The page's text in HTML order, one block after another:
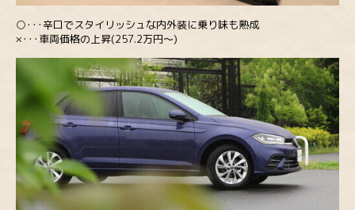
○･･･辛口でスタイリッシュな内外装に乗り味も熟成
×･･･車両価格の上昇(257.2万円～)